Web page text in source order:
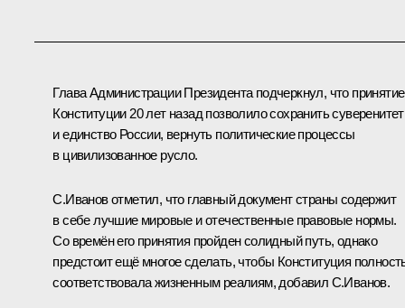
Глава Администрации Президента подчеркнул, что принятие
Конституции 20 лет назад позволило сохранить суверенитет
и единство России, вернуть политические процессы
в цивилизованное русло.
С.Иванов отметил, что главный документ страны содержит
в себе лучшие мировые и отечественные правовые нормы.
Со времён его принятия пройден солидный путь, однако
предстоит ещё многое сделать, чтобы Конституция
соответствовала жизненным реалиям, добавил С.Иванов.